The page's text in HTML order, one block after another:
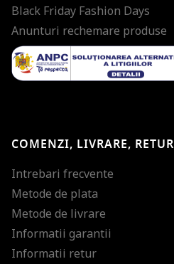
Black Friday Fashion Days
Anunturi rechemare produse
COMENZI, LIVRARE, RETUR
Intrebari frecvente
Metode de plata
Metode de livrare
Informatii garantii
Informatii retur